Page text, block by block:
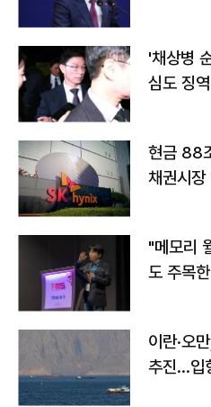
'채상병
심도 징
현금 88
채권시
"메모리
도 주목
이란·오
추진…입